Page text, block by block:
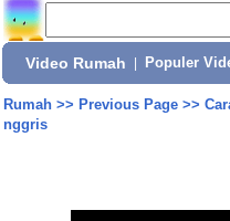
Video Rumah Populer
Rumah>> Previous Page>>
nggris